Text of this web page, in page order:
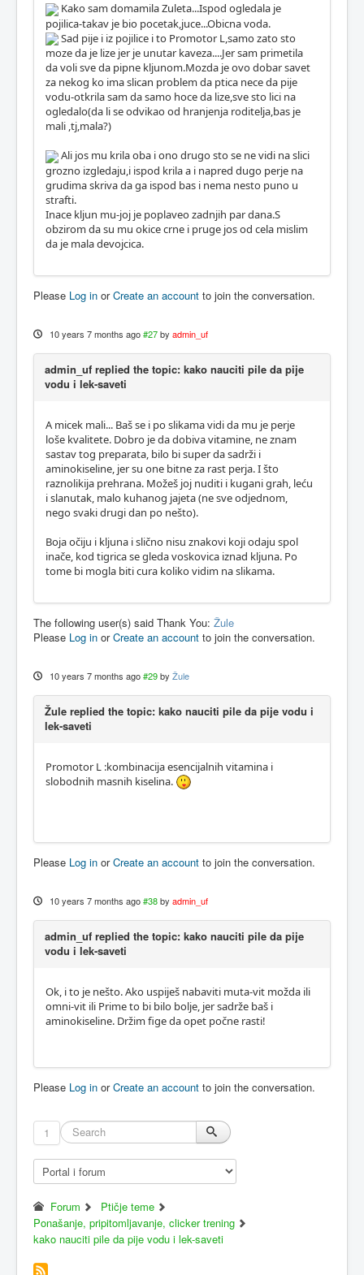
Kako sam domamila Zuleta...Ispod ogledala je
pojilica-takav je bio pocetak,juce...Obicna voda.
Sad pije i iz pojilice i to Promotor L,samo zato sto
moze da je lize jer je unutar kaveza....Jer sam primetila
da voli sve da pipne kljunom.Mozda je ovo dobar savet
za nekog ko ima slican problem da ptica nece da pije
vodu-otkrila sam da samo hoce da lize,sve sto lici na
ogledalo(da li se odvikao od hranjenja roditelja,bas je
mali ,tj,mala?)
Ali jos mu krila oba i ono drugo sto se ne vidi na slici
grozno izgledaju,i ispod krila a i napred dugo perje na
grudima skriva da ga ispod bas i nema nesto puno u
strafti.
Inace kljun mu-joj je poplaveo zadnjih par dana.S
obzirom da su mu okice crne i pruge jos od cela mislim
da je mala devojcica.
Please Log in orCreate an account to join the conversation.
10 years 7 months ago #27 by admin_uf
admin_uf replied the topic: kako nauciti pile da pije
vodu i lek-saveti
A micek mali... Baš se i po slikama vidi da mu je perje
loše kvalitete. Dobro je da dobiva vitamine, ne znam
sastav tog preparata, bilo bi super da sadrži i
aminokiseline, jer su one bitne za rast perja. I što
raznolikija prehrana. Možeš joj nuditi i kugani grah, leću
i slanutak, malo kuhanog jajeta (ne sve odjednom,
nego svaki drugi dan po nešto).
Boja očiju i kljuna i slično nisu znakovi koji odaju spol
inače, kod tigrica se gleda voskovica iznad kljuna. Po
tome bi mogla biti cura koliko vidim na slikama.
The following user(s) said Thank You: Žule
Please Log in orCreate an account to join the conversation.
10 years 7 months ago #29 by Žule
Žule replied the topic: kako nauciti pile da pije vodu i
lek-saveti
Promotor L :kombinacija esencijalnih vitamina i
slobodnih masnih kiselina.
Please Log in orCreate an account to join the conversation.
10 years 7 months ago #38 by admin_uf
admin_uf replied the topic: kako nauciti pile da pije
vodu i lek-saveti
Ok, i to je nešto. Ako uspiješ nabaviti muta-vit možda ili
omni-vit ili Prime to bi bilo bolje, jer sadrže baš i
aminokiseline. Držim fige da opet počne rasti!
Please Log in orCreate an account to join the conversation.
1
Forum
Ptičje teme
Ponašanje, pripitomljavanje, clicker trening
kako nauciti pile da pije vodu i lek-saveti